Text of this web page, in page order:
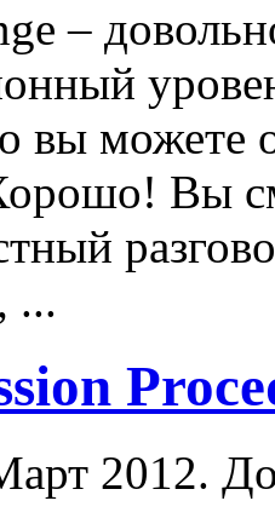
–
вы можете
Вы
...
2012.